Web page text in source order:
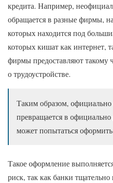
кредита. Например,
обращается в разные фирмы,
которых находится под
которых кишат как интернет,
фирмы предоставляют такому
о трудоустройстве.
Таким образом,
превращается в
может попытаться
Такое оформление
риск, так как банки